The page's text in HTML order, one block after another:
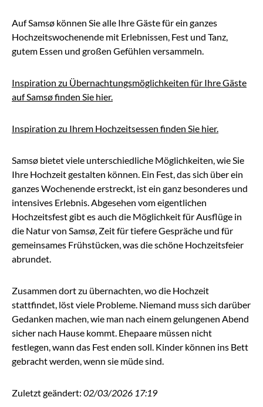
Auf Samsø können Sie alle Ihre Gäste für ein ganzes
Hochzeitswochenende mit Erlebnissen, Fest und Tanz,
gutem Essen und großen Gefühlen versammeln.
Inspiration zu Übernachtungsmöglichkeiten für Ihre Gäste
auf Samsø finden Sie hier.
Inspiration zu Ihrem Hochzeitsessen finden Sie hier.
Samsø bietet viele unterschiedliche Möglichkeiten, wie Sie
Ihre Hochzeit gestalten können. Ein Fest, das sich über ein
ganzes Wochenende erstreckt, ist ein ganz besonderes und
intensives Erlebnis. Abgesehen vom eigentlichen
Hochzeitsfest gibt es auch die Möglichkeit für Ausflüge in
die Natur von Samsø, Zeit für tiefere Gespräche und für
gemeinsames Frühstücken, was die schöne Hochzeitsfeier
abrundet.
Zusammen dort zu übernachten, wo die Hochzeit
stattfindet, löst viele Probleme. Niemand muss sich darüber
Gedanken machen, wie man nach einem gelungenen Abend
sicher nach Hause kommt. Ehepaare müssen nicht
festlegen, wann das Fest enden soll. Kinder können ins Bett
gebracht werden, wenn sie müde sind.
Zuletzt geändert: 02/03/2026 17:19